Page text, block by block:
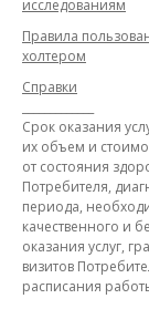
исследованиям
Правила
холтером
Справки
Срок оказания
их объем и
от состояния
Потребителя,
периода,
качественного и
оказания услуг,
визитов
расписания